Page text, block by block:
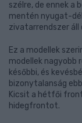
szélre, de ennek a
mentén nyugat-
zivatarrendszer áll
Ez a modellek
modellek nagyobb
későbbi, és
bizonytalanság
Kicsit a hétfői
hidegfrontot.